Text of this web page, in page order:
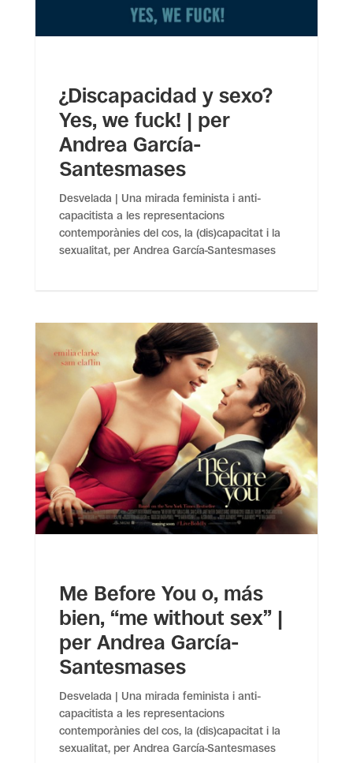
¿Discapacidad y sexo?
Yes, we fuck! | per
Andrea García-
Santesmases
Desvelada | Una mirada feminista i anti-
capacitista a les representacions
contemporànies del cos, la (dis)capacitat i la
sexualitat, per Andrea García-Santesmases
Me Before You o, más
bien, “me without sex” |
per Andrea García-
Santesmases
Desvelada | Una mirada feminista i anti-
capacitista a les representacions
contemporànies del cos, la (dis)capacitat i la
sexualitat, per Andrea García-Santesmases